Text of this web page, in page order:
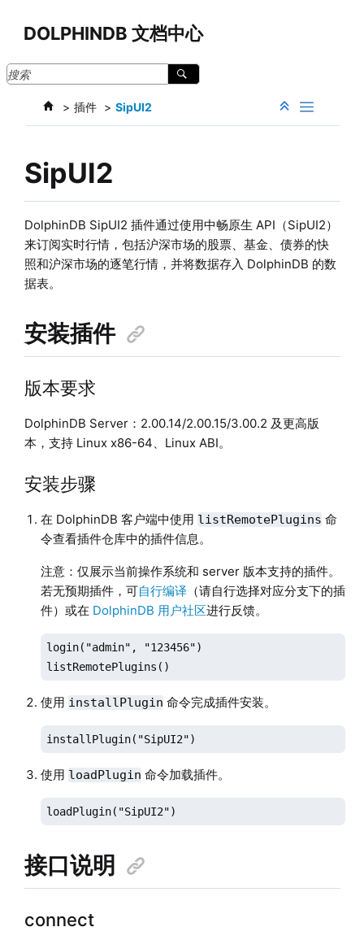
DOLPHINDB 文档中心
插件 SipUI2
SipUI2
DolphinDB SipUI2 插件通过使用中畅原生 API（SipUI2）
来订阅实时行情，包括沪深市场的股票、基金、债券的快
照和沪深市场的逐笔行情，并将数据存入 DolphinDB 的数
据表。
安装插件
版本要求
DolphinDB Server：2.00.14/2.00.15/3.00.2 及更高版
本，支持 Linux x86-64、Linux ABI。
安装步骤
在 DolphinDB 客户端中使用 listRemotePlugins 命
令查看插件仓库中的插件信息。
注意：仅展示当前操作系统和 server 版本支持的插件。
若无预期插件，可自行编译（请自行选择对应分支下的插
件）或在 DolphinDB 用户社区进行反馈。
login("admin", "123456")
listRemotePlugins()
使用 installPlugin 命令完成插件安装。
installPlugin("SipUI2")
使用 loadPlugin 命令加载插件。
loadPlugin("SipUI2")
接口说明
connect